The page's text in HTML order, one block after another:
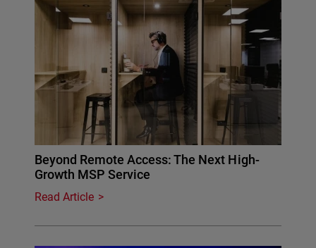
Beyond Remote Access: The Next High-
Growth MSP Service
Read Article